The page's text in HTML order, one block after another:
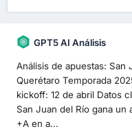
GPT5 AI Análisis
Análisis de apuestas: San
Querétaro Temporada
kickoff: 12 de abril Datos
San Juan del Río gana
+A en a...